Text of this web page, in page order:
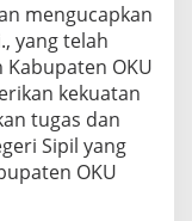
mengucapkan
yang telah
OKU
kekuatan
tugas dan
Sipil yang
OKU